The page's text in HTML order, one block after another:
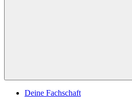
Deine Fachschaft